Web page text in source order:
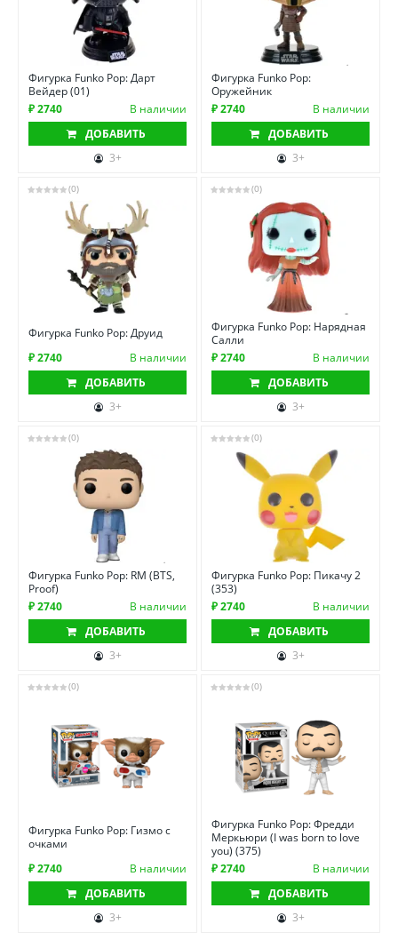
Фигурка Funko Pop: Дарт
Вейдер (01)
₽ 2740
В наличии
ДОБАВИТЬ
3+
Фигурка Funko Pop:
Оружейник
₽ 2740
В наличии
ДОБАВИТЬ
3+
(0)
Фигурка Funko Pop: Друид
₽ 2740
В наличии
ДОБАВИТЬ
3+
(0)
Фигурка Funko Pop: Нарядная
Салли
₽ 2740
В наличии
ДОБАВИТЬ
3+
(0)
Фигурка Funko Pop: RM (BTS,
Proof)
₽ 2740
В наличии
ДОБАВИТЬ
3+
(0)
Фигурка Funko Pop: Пикачу 2
(353)
₽ 2740
В наличии
ДОБАВИТЬ
3+
(0)
Фигурка Funko Pop: Гизмо с
очками
₽ 2740
В наличии
ДОБАВИТЬ
3+
(0)
Фигурка Funko Pop: Фредди
Меркьюри (I was born to love
you) (375)
₽ 2740
В наличии
ДОБАВИТЬ
3+